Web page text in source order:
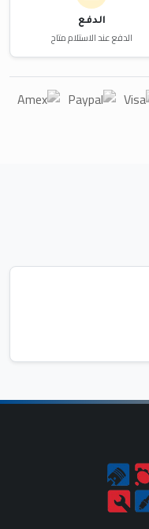
الدفع
الدفع عند الاستلام متاح